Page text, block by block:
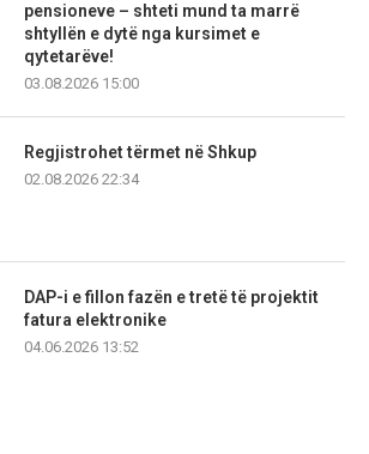
pensioneve – shteti mund ta marrë
shtyllën e dytë nga kursimet e
qytetarëve!
03.08.2026 15:00
Regjistrohet tërmet në Shkup
02.08.2026 22:34
DAP-i e fillon fazën e tretë të projektit
fatura elektronike
04.06.2026 13:52